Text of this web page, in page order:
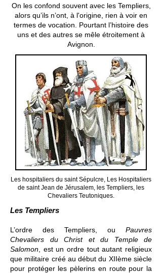
On les confond souvent avec les Templiers,
alors qu’ils n’ont, à l'origine, rien à voir en
termes de vocation. Pourtant l’histoire des
uns et des autres se mêle étroitement à
Avignon.
Les hospitaliers du saint Sépulcre, Les Hospitaliers
de saint Jean de Jérusalem, les Templiers, les
Chevaliers Teutoniques.
Les Templiers
L’ordre des Templiers, ou Pauvres
Chevaliers du Christ et du Temple de
Salomon , est un ordre tout autant religieux
que militaire créé au début du XIIème siècle
pour protéger les pèlerins en route pour la